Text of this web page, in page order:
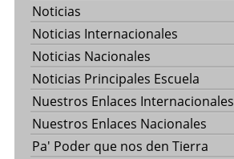
Noticias
Noticias Internacionales
Noticias Nacionales
Noticias Principales Escuela
Nuestros Enlaces Internacionales
Nuestros Enlaces Nacionales
Pa' Poder que nos den Tierra